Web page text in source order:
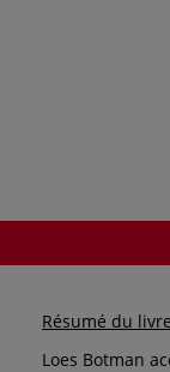
Résumé du
Loes Botman